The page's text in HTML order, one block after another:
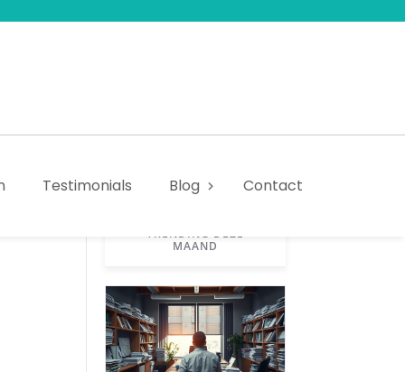
Testimonials Blog Contact
TRENDING DEZE
MAAND